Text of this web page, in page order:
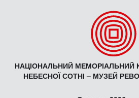
НАЦІОНАЛЬНИЙ МЕМОРІАЛЬНИЙ
НЕБЕСНОЇ СОТНІ – МУЗЕЙ